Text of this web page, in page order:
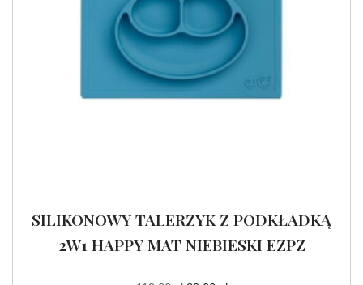
SILIKONOWY TALERZYK Z PODKŁADKĄ
2W1 HAPPY MAT NIEBIESKI EZPZ